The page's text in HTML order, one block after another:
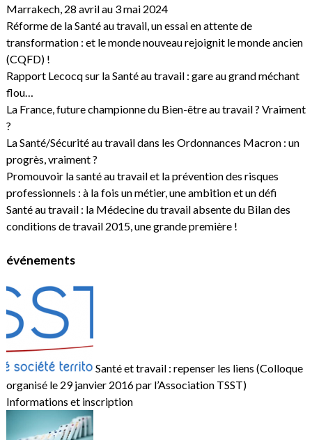
Marrakech, 28 avril au 3 mai 2024
Réforme de la Santé au travail, un essai en attente de
transformation : et le monde nouveau rejoignit le monde ancien
(CQFD) !
Rapport Lecocq sur la Santé au travail : gare au grand méchant
flou…
La France, future championne du Bien-être au travail ? Vraiment
?
La Santé/Sécurité au travail dans les Ordonnances Macron : un
progrès, vraiment ?
Promouvoir la santé au travail et la prévention des risques
professionnels : à la fois un métier, une ambition et un défi
Santé au travail : la Médecine du travail absente du Bilan des
conditions de travail 2015, une grande première !
événements
Santé et travail : repenser les liens (Colloque
organisé le 29 janvier 2016 par l’Association TSST)
Informations et inscription